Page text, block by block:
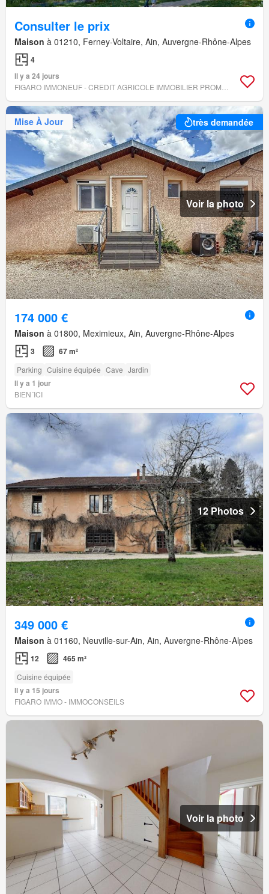
Consulter le prix
Maison à 01210, Ferney-Voltaire, Ain, Auvergne-Rhône-Alpes
4
Il y a 24 jours
Mise À Jour très demandée
Voir la photo
174 000 €
Maison à 01800, Meximieux, Ain, Auvergne-Rhône-Alpes
3 67 m²
Parking Cuisine équipée Cave Jardin
Il y a 1 jour
BIEN´ICI
12 Photos
349 000 €
Maison à 01160, Neuville-sur-Ain, Ain, Auvergne-Rhône-Alpes
12 465 m²
Cuisine équipée
Il y a 15 jours
FIGARO IMMO - IMMOCONSEILS
Voir la photo